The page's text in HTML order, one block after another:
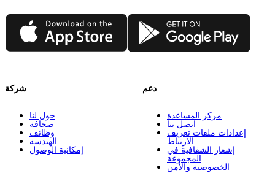
App Store Google Play
شركة
حول لنا
صحافة
وظائف
الهندسة
إمكانية الوصول
دعم
مركز المساعدة
اتصل بنا
إعدادات ملفات تعريف
الارتباط
إشعار الشفافية في
المجموعة
الخصوصية والأمن